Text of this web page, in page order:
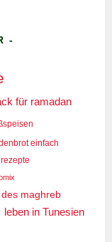
-
für ramadan
einfach
des maghreb
leben in Tunesien